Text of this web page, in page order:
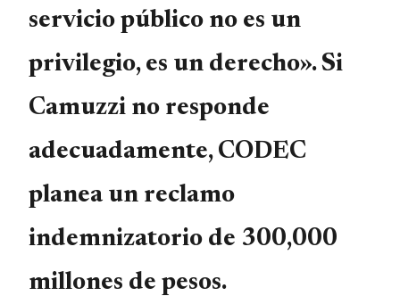
servicio público no es un
privilegio, es un derecho». Si
Camuzzi no responde
adecuadamente, CODEC
planea un reclamo
indemnizatorio de 300,000
millones de pesos.